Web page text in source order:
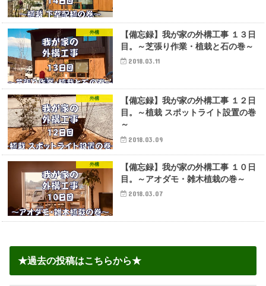
外構
【備忘録】我が家の外構工事 １３日
目。～芝張り作業・植栽と石の巻～
2018.03.11
外構
【備忘録】我が家の外構工事 １２日
目。～植栽 スポットライト設置の巻
～
2018.03.09
外構
【備忘録】我が家の外構工事 １０日
目。～アオダモ・雑木植栽の巻～
2018.03.07
★過去の投稿はこちらから★